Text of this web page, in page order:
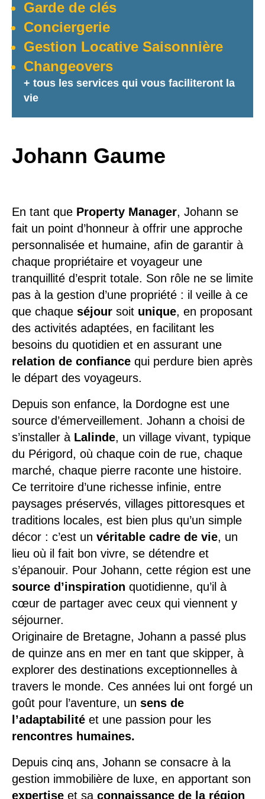
Garde de clés
Conciergerie
Gestion Locative Saisonnière
Changeovers
+ tous les services qui vous faciliteront la
vie
Johann Gaume
En tant que Property Manager, Johann se
fait un point d’honneur à offrir une approche
personnalisée et humaine, afin de garantir à
chaque propriétaire et voyageur une
tranquillité d’esprit totale. Son rôle ne se limite
pas à la gestion d’une propriété : il veille à ce
que chaque séjour soit unique, en proposant
des activités adaptées, en facilitant les
besoins du quotidien et en assurant une
relation de confiance qui perdure bien après
le départ des voyageurs.
Depuis son enfance, la Dordogne est une
source d’émerveillement. Johann a choisi de
s’installer à Lalinde, un village vivant, typique
du Périgord, où chaque coin de rue, chaque
marché, chaque pierre raconte une histoire.
Ce territoire d’une richesse infinie, entre
paysages préservés, villages pittoresques et
traditions locales, est bien plus qu’un simple
décor : c’est un véritable cadre de vie, un
lieu où il fait bon vivre, se détendre et
s’épanouir. Pour Johann, cette région est une
source d’inspiration quotidienne, qu’il à
cœur de partager avec ceux qui viennent y
séjourner.
Originaire de Bretagne, Johann a passé plus
de quinze ans en mer en tant que skipper, à
explorer des destinations exceptionnelles à
travers le monde. Ces années lui ont forgé un
goût pour l’aventure, un sens de
l’adaptabilité et une passion pour les
rencontres humaines.
Depuis cinq ans, Johann se consacre à la
gestion immobilière de luxe, en apportant son
expertise et sa connaissance de la région